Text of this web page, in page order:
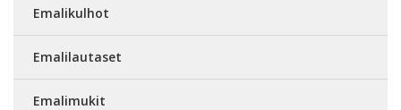
Emalikulhot
Emalilautaset
Emalimukit